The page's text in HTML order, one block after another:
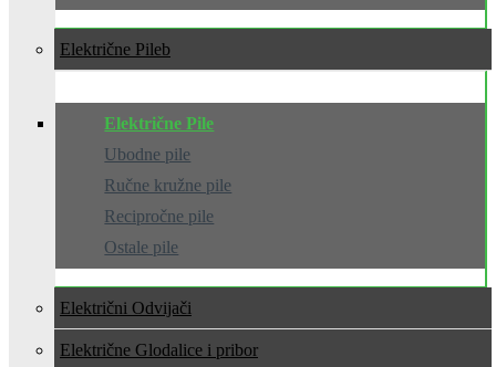
Električne Pile
Električne Pile
Ubodne pile
Ručne kružne pile
Recipročne pile
Ostale pile
Električni Odvijači
Električne Glodalice i pribor